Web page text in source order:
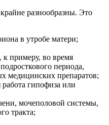
разнообразны. Это
в утробе матери;
к примеру, во время
периода,
медицинских препаратов;
гипофиза или
мочеполовой системы,
тракта;